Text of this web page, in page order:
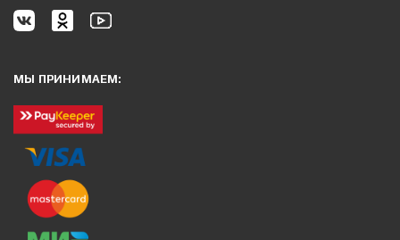
МЫ ПРИНИМАЕМ: